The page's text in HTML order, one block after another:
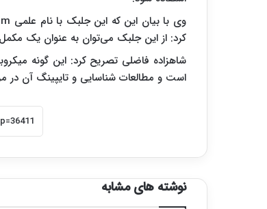
کرد: از این جلبک می‌توان به عنوان یک مکمل
شاهزاده فاضلی تصریح کرد: این گونه
است و مطالعات شناسایی و تایپینگ آن در
نوشته های مشابه